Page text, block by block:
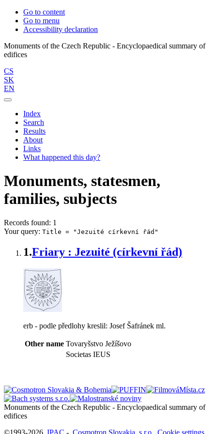
Go to content
Go to menu
Accessibility declaration
Monuments of the Czech Republic - Encyclopaedical summary of
CS
SK
EN
Index
Search
Results
About
Links
What happened this day?
Monuments, statesmen,
families, subjects
Records found: 1
Your query: Title = "Jezuité církevní řád"
1.Friary : Jezuité (církevní řád)
erb - podle předlohy kreslil: Josef Šafránek ml.
Other name Tovaryšstvo Ježíšovo
Societas IEUS
Monuments of the Czech Republic - Encyclopaedical summary of
©1993-2026 IPAC - Cosmotron Slovakia, s.r.o. Cookie settings